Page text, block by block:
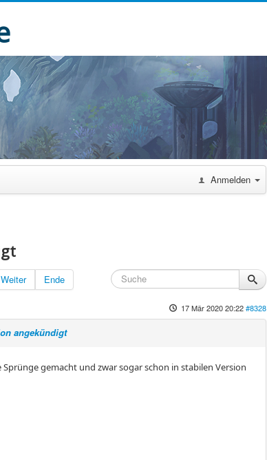
Anmelden
Weiter Ende
17 Mär 2020 20:22 #8328
angekündigt
gemacht und zwar sogar schon in stabilen Version